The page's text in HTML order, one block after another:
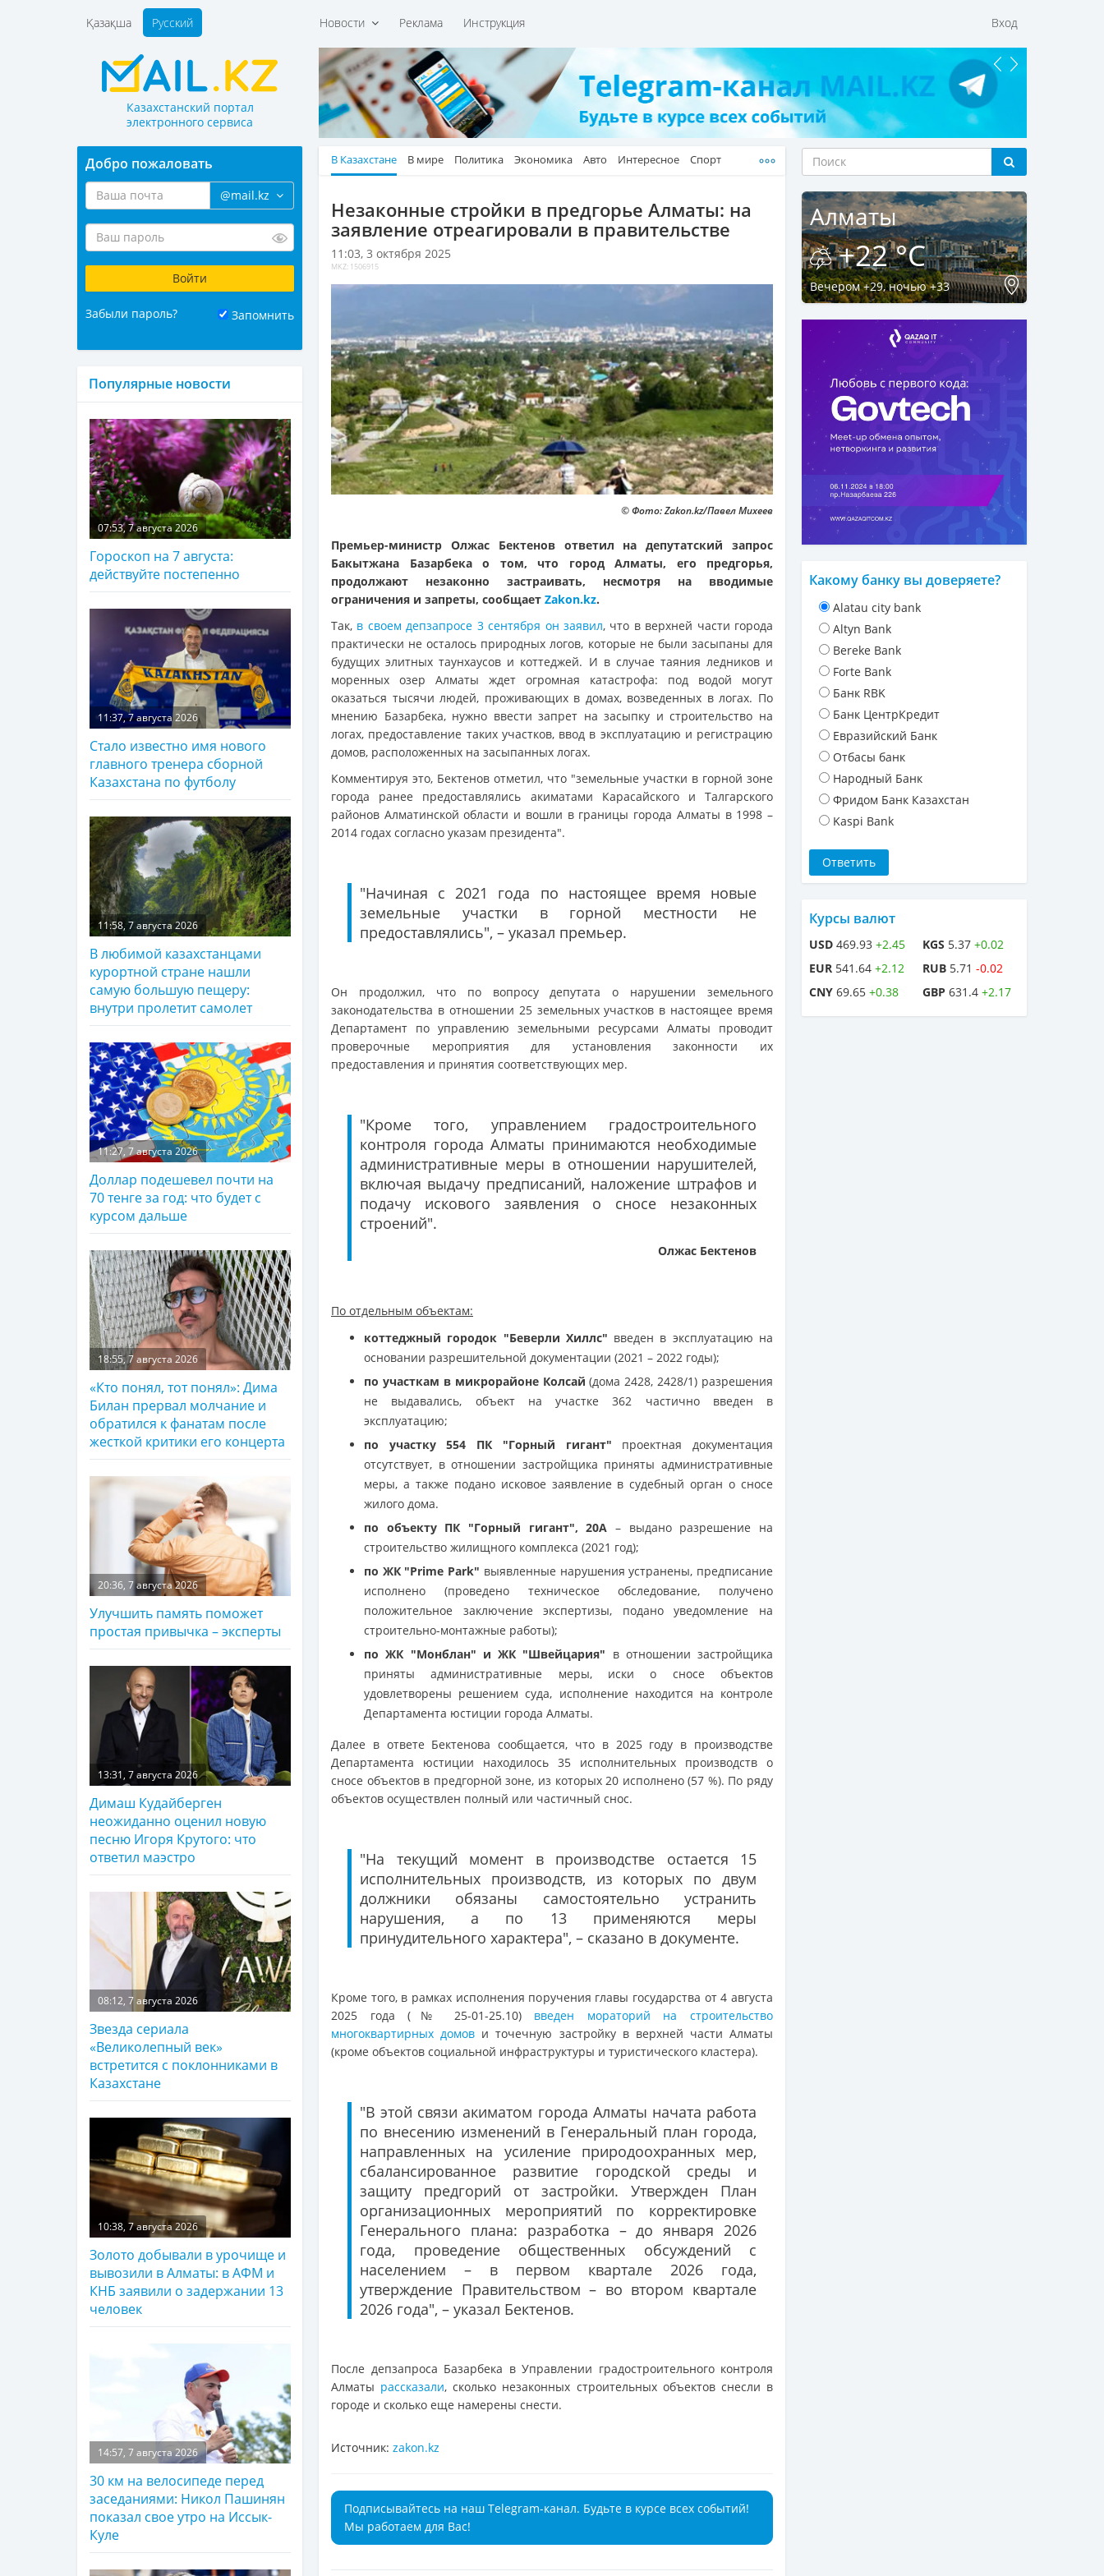
Новости Реклама Инструкция Вход
Қазақша Русский
Казахстанский портал
электронного сервиса
В Казахстане В мире Политика Экономика Авто Интересное Спорт
Незаконные стройки в предгорье Алматы: на
заявление отреагировали в правительстве
11:03, 3 октября 2025
MKZ: 1506915
© Фото: Zakon.kz/Павел Михеев
Премьер-министр Олжас Бектенов ответил на депутатский запрос
Бакытжана Базарбека о том, что город Алматы, его предгорья,
продолжают незаконно застраивать, несмотря на вводимые
ограничения и запреты, сообщает Zakon.kz.
Так, в своем депзапросе 3 сентября он заявил, что в верхней части города
практически не осталось природных логов, которые не были засыпаны для
будущих элитных таунхаусов и коттеджей. И в случае таяния ледников и
моренных озер Алматы ждет огромная катастрофа: под водой могут
оказаться тысячи людей, проживающих в домах, возведенных в логах. По
мнению Базарбека, нужно ввести запрет на засыпку и строительство на
логах, предоставление таких участков, ввод в эксплуатацию и регистрацию
домов, расположенных на засыпанных логах.
Комментируя это, Бектенов отметил, что "земельные участки в горной зоне
города ранее предоставлялись акиматами Карасайского и Талгарского
районов Алматинской области и вошли в границы города Алматы в 1998 –
2014 годах согласно указам президента".
"Начиная с 2021 года по настоящее время новые
земельные участки в горной местности не
предоставлялись", – указал премьер.
Он продолжил, что по вопросу депутата о нарушении земельного
законодательства в отношении 25 земельных участков в настоящее время
Департамент по управлению земельными ресурсами Алматы проводит
проверочные мероприятия для установления законности их
предоставления и принятия соответствующих мер.
"Кроме того, управлением градостроительного
контроля города Алматы принимаются необходимые
административные меры в отношении нарушителей,
включая выдачу предписаний, наложение штрафов и
подачу искового заявления о сносе незаконных
строений".
Олжас Бектенов
По отдельным объектам:
коттеджный городок "Беверли Хиллс" введен в эксплуатацию на
основании разрешительной документации (2021 – 2022 годы);
по участкам в микрорайоне Колсай (дома 2428, 2428/1) разрешения
не выдавались, объект на участке 362 частично введен в
эксплуатацию;
по участку 554 ПК "Горный гигант" проектная документация
отсутствует, в отношении застройщика приняты административные
меры, а также подано исковое заявление в судебный орган о сносе
жилого дома.
по объекту ПК "Горный гигант", 20А – выдано разрешение на
строительство жилищного комплекса (2021 год);
по ЖК "Prime Park" выявленные нарушения устранены, предписание
исполнено (проведено техническое обследование, получено
положительное заключение экспертизы, подано уведомление на
строительно-монтажные работы);
по ЖК "Монблан" и ЖК "Швейцария" в отношении застройщика
приняты административные меры, иски о сносе объектов
удовлетворены решением суда, исполнение находится на контроле
Департамента юстиции города Алматы.
Далее в ответе Бектенова сообщается, что в 2025 году в производстве
Департамента юстиции находилось 35 исполнительных производств о
сносе объектов в предгорной зоне, из которых 20 исполнено (57 %). По ряду
объектов осуществлен полный или частичный снос.
"На текущий момент в производстве остается 15
исполнительных производств, из которых по двум
должники обязаны самостоятельно устранить
нарушения, а по 13 применяются меры
принудительного характера", – сказано в документе.
Кроме того, в рамках исполнения поручения главы государства от 4 августа
2025 года (№ 25-01-25.10) введен мораторий на строительство
многоквартирных домов и точечную застройку в верхней части Алматы
(кроме объектов социальной инфраструктуры и туристического кластера).
"В этой связи акиматом города Алматы начата работа
по внесению изменений в Генеральный план города,
направленных на усиление природоохранных мер,
сбалансированное развитие городской среды и
защиту предгорий от застройки. Утвержден План
организационных мероприятий по корректировке
Генерального плана: разработка – до января 2026
года, проведение общественных обсуждений с
населением – в первом квартале 2026 года,
утверждение Правительством – во втором квартале
2026 года", – указал Бектенов.
После депзапроса Базарбека в Управлении градостроительного контроля
Алматы рассказали, сколько незаконных строительных объектов снесли в
городе и сколько еще намерены снести.
Источник: zakon.kz
Подписывайтесь на наш Telegram-канал. Будьте в курсе всех событий!
Мы работаем для Вас!
Добро пожаловать
@mail.kz
Забыли пароль? Запомнить
Популярные новости
07:53, 7 августа 2026
Гороскоп на 7 августа:
действуйте постепенно
11:37, 7 августа 2026
Стало известно имя нового
главного тренера сборной
Казахстана по футболу
11:58, 7 августа 2026
В любимой казахстанцами
курортной стране нашли
самую большую пещеру:
внутри пролетит самолет
11:27, 7 августа 2026
Доллар подешевел почти на
70 тенге за год: что будет с
курсом дальше
18:55, 7 августа 2026
«Кто понял, тот понял»: Дима
Билан прервал молчание и
обратился к фанатам после
жесткой критики его концерта
20:36, 7 августа 2026
Улучшить память поможет
простая привычка – эксперты
13:31, 7 августа 2026
Димаш Кудайберген
неожиданно оценил новую
песню Игоря Крутого: что
ответил маэстро
08:12, 7 августа 2026
Звезда сериала
«Великолепный век»
встретится с поклонниками в
Казахстане
10:38, 7 августа 2026
Золото добывали в урочище и
вывозили в Алматы: в АФМ и
КНБ заявили о задержании 13
человек
14:57, 7 августа 2026
30 км на велосипеде перед
заседаниями: Никол Пашинян
показал свое утро на Иссык-
Куле
Алматы
+22 °C
Вечером +29, ночью +33
Какому банку вы доверяете?
Alatau city bank
Altyn Bank
Bereke Bank
Forte Bank
Банк RBK
Банк ЦентрКредит
Евразийский Банк
Отбасы банк
Народный Банк
Фридом Банк Казахстан
Kaspi Bank
Курсы валют
USD 469.93 +2.45
EUR 541.64 +2.12
CNY 69.65 +0.38
KGS 5.37 +0.02
RUB 5.71 -0.02
GBP 631.4 +2.17